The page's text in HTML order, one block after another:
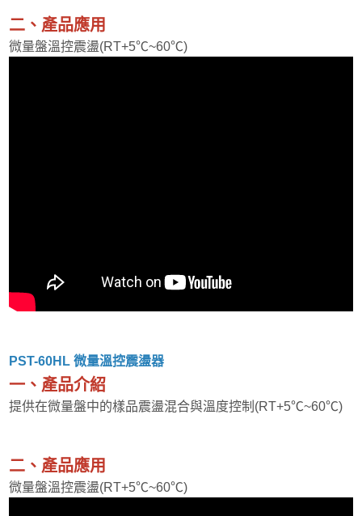
GenPure中型試管旋轉混合器
多段式旋轉/震盪混合器
微孔盤3D搖擺器
CO2細胞培養箱
二、產品應用
微量盤溫控震盪(RT+5℃~60℃)
PST-60HL 微量溫控震盪器
一、產品介紹
提供在微量盤中的樣品震盪混合與溫度控制(RT+5℃~60℃)
二、產品應用
微量盤溫控震盪(RT+5℃~60℃)